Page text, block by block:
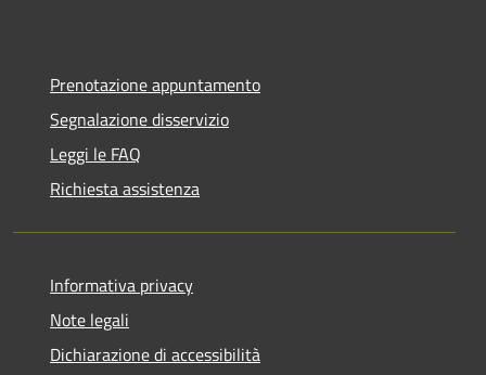
Prenotazione appuntamento
Segnalazione disservizio
Leggi le FAQ
Richiesta assistenza
Informativa privacy
Note legali
Dichiarazione di accessibilità